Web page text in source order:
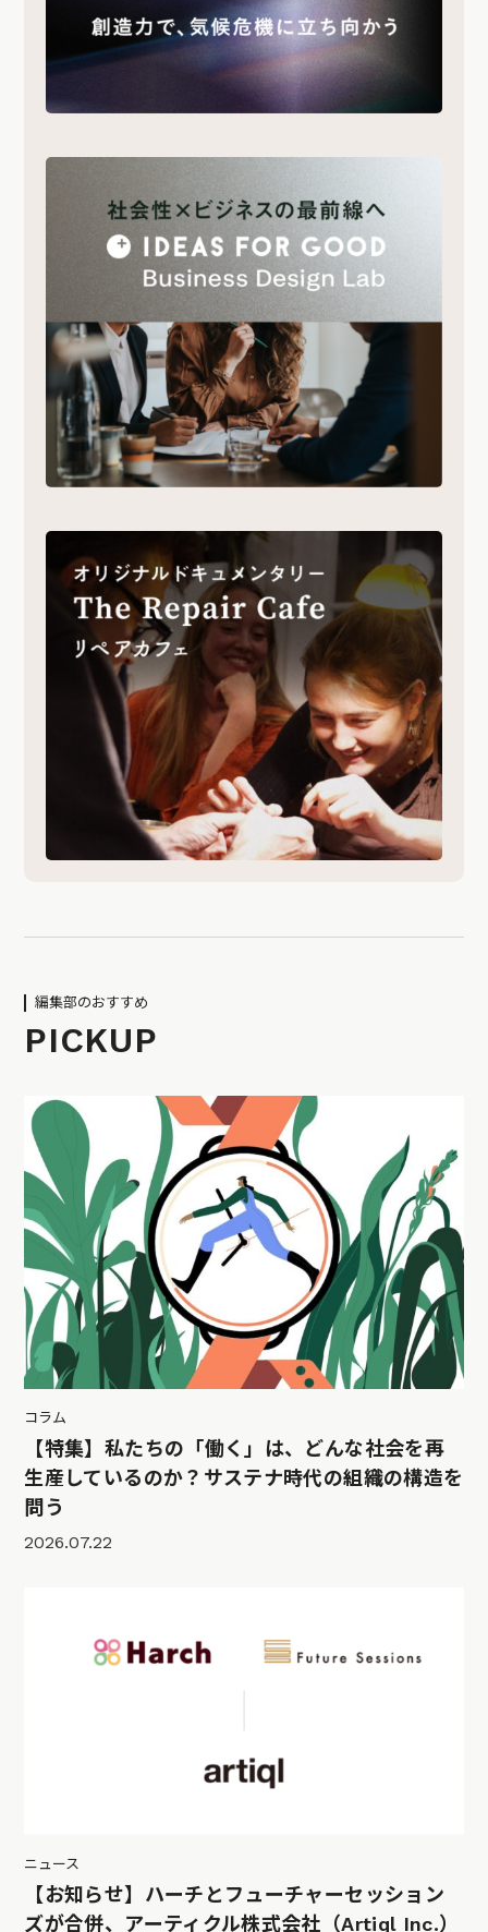
編集部のおすすめ
PICKUP
コラム
【特集】私たちの「働く」は、どんな社会を再
生産しているのか？サステナ時代の組織の構造を
問う
2026.07.22
ニュース
【お知らせ】ハーチとフューチャーセッション
ズが合併、アーティクル株式会社（Artiql Inc.）